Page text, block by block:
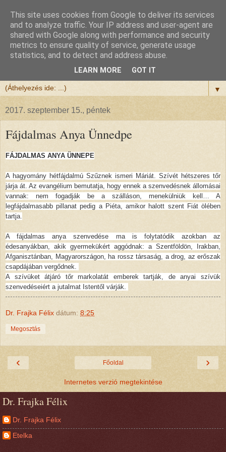
Félix atya
Szeretettel köszöntöm a honlapomra ellátogatót.
▼
2017. szeptember 15., péntek
Fájdalmas Anya Ünnedpe
FÁJDALMAS ANYA ÜNNEPE
A hagyomány hétfájdalmú Szűznek ismeri Máriát. Szívét hétszeres tőr
járja át. Az evangélium bemutatja, hogy ennek a szenvedésnek állomásai
vannak: nem fogadják be a szálláson, menekülniük kell… A
legfájdalmasabb pillanat pedig a Piéta, amikor halott szent Fiát ölében
tartja.
A fájdalmas anya szenvedése ma is folytatódik azokban az
édesanyákban, akik gyermekükért aggódnak: a Szentföldön, Irakban,
Afganisztánban, Magyarországon, ha rossz társaság, a drog, az erőszak
csapdájában vergődnek.
A szívüket átjáró tőr markolatát emberek tartják, de anyai szívük
szenvedéseiért a jutalmat Istentől várják.
Dr. Frajka Félix dátum: 8:25
Megosztás
‹ ›
Főoldal
Internetes verzió megtekintése
Dr. Frajka Félix
Dr. Frajka Félix
Etelka
This site uses cookies from Google to deliver its services
and to analyze traffic. Your IP address and user-agent are
shared with Google along with performance and security
metrics to ensure quality of service, generate usage
statistics, and to detect and address abuse.
LEARN MORE GOT IT